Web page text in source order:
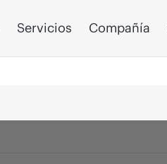
Servicios Compañía